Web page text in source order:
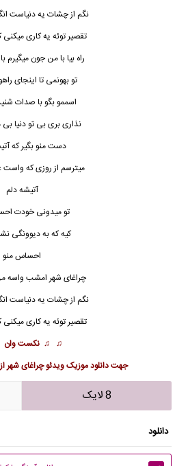
نگم از چشات یه دنیاست
تقصیر توئه یه کاری
راه بیا با من جون میگیرم
تو بهونمی تا اینجای
اسممو بگو با صدات
نذاری بری بی تو دنیا
دست منو بگیر که
میترسم از روزی که
آتیشه دلم
تو میدونی خودت
کیه که به دیوونگی
احساس منو
چراغای شهر امشب واسه
نگم از چشات یه دنیاست
تقصیر توئه یه کاری
♫ ♫ نکست وان
جهتدانلود موزیک ویدئو چراغای شهر
8 لایک
دانلود